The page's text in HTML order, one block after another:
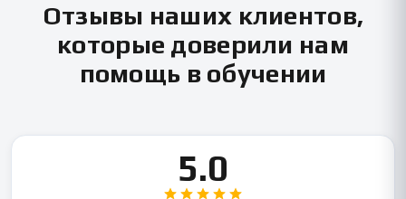
Отзывы наших клиентов,
которые доверили нам
помощь в обучении
5.0